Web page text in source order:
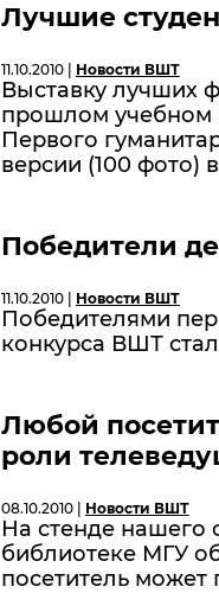
Лучшие
11.10.2010 | Новости ВШТ
Выставку лучших
прошлом учебном
Первого
версии (100 фото)
Победители
11.10.2010 | Новости ВШТ
Победителями
конкурса ВШТ
Любой
роли
08.10.2010 | Новости ВШТ
На стенде нашего
библиотеке МГУ
посетитель может